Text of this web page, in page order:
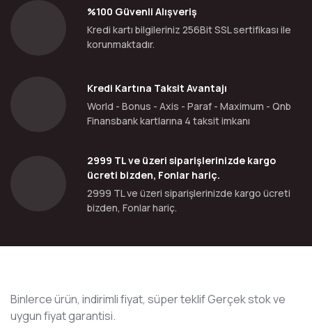
%100 Güvenli Alışveriş
Kredi kartı bilgileriniz 256Bit SSL sertifikası ile
korunmaktadır.
Kredi Kartına Taksit Avantajı
World - Bonus - Axis - Paraf - Maximum - Qnb
Finansbank kartlarına 4 taksit imkanı
2999 TL ve üzeri siparişlerinizde kargo
ücreti bizden, Fonlar hariç.
2999 TL ve üzeri siparişlerinizde kargo ücreti
bizden, Fonlar hariç.
Binlerce ürün, indirimli fiyat, süper teklif Gerçek stok ve
uygun fiyat garantisi.